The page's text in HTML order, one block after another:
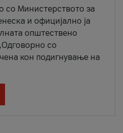
со Министерството за
и официјално ја
општествено
со
кон подигнување на